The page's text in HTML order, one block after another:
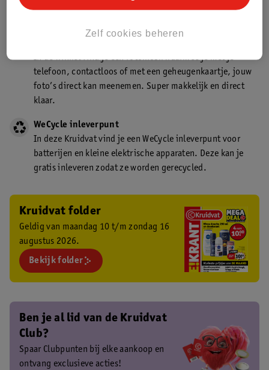
In de winkel vind je een fotokiosk waarmee je met je
telefoon, contactloos of met een geheugenkaartje, jouw
foto’s direct kan meenemen. Super makkelijk en direct
klaar.
WeCycle inleverpunt
In deze Kruidvat vind je een WeCycle inleverpunt voor
batterijen en kleine elektrische apparaten. Deze kan je
gratis inleveren zodat ze worden gerecycled.
Kruidvat folder
Geldig van maandag 10 t/m zondag 16
augustus 2026.
Bekijk folder
Ben je al lid van de Kruidvat
Club?
Spaar Clubpunten bij elke aankoop en
ontvang exclusieve acties!
Zelf cookies beheren